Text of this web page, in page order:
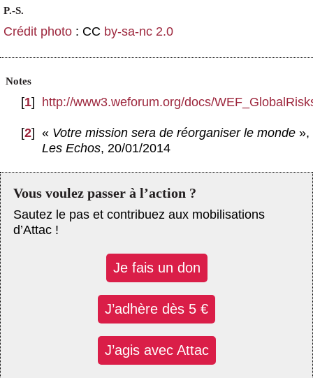
P.-S.
Crédit photo : CC by-sa-nc 2.0
Notes
[1] http://www3.weforum.org/docs/
[2] « Votre mission sera de réorganiser le monde »,
Les Echos, 20/01/2014
Vous voulez passer à l’action ?
Sautez le pas et contribuez aux mobilisations
d’Attac !
Je fais un don
J’adhère dès 5 €
J’agis avec Attac